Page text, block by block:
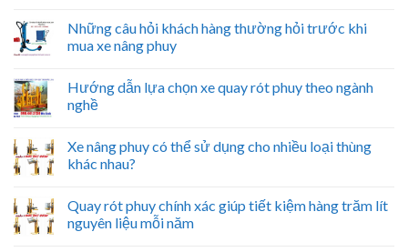
Những câu hỏi khách hàng thường hỏi trước khi
mua xe nâng phuy
Hướng dẫn lựa chọn xe quay rót phuy theo ngành
nghề
Xe nâng phuy có thể sử dụng cho nhiều loại thùng
khác nhau?
Quay rót phuy chính xác giúp tiết kiệm hàng trăm lít
nguyên liệu mỗi năm